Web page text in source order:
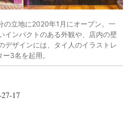
の立地に2020年1月にオープン。一
インパクトのある外観や、店内の壁
デザインには、タイ人のイラストレ
ー3名を起用。
17